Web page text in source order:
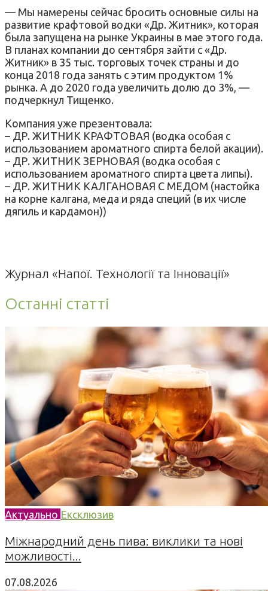
— Мы намерены сейчас бросить основные силы на
развитие крафтовой водки «Др. Житник», которая
была запущена на рынке Украины в мае этого года.
В планах компании до сентября зайти с «Др.
Житник» в 35 тыс. торговых точек страны и до
конца 2018 года занять с этим продуктом 1%
рынка. А до 2020 года увеличить долю до 3%, —
подчеркнул Тищенко.
Компания уже презентовала:
– ДР. ЖИТНИК КРАФТОВАЯ (водка особая с
использованием ароматного спирта белой акации).
– ДР. ЖИТНИК ЗЕРНОВАЯ (водка особая с
использованием ароматного спирта цвета липы).
– ДР. ЖИТНИК КАЛГАНОВАЯ С МЕДОМ (настойка
на корне калгана, меда и ряда специй (в их числе
дягиль и кардамон))
Журнал «Напої. Технології та Інновації»
Останні статті
Актуально Ексклюзив
Міжнародний день пива: виклики та нові
можливості...
07.08.2026